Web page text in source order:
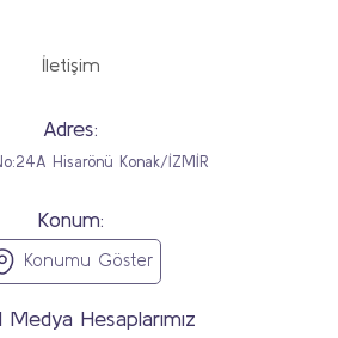
İletişim
Adres:
Hisarönü Konak/İZMİR
Konum:
Konumu Göster
Medya Hesaplarımız